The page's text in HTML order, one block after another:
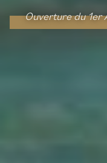
Ouverture du 1er